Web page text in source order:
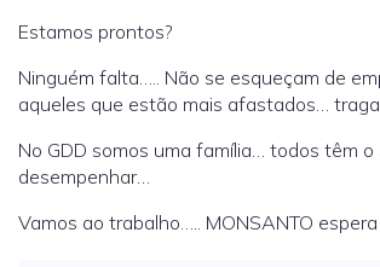
Estamos prontos?
Ninguém falta….. Não se esqueçam de
aqueles que estão mais afastados…
No GDD somos uma família… todos têm o
desempenhar…
Vamos ao trabalho….. MONSANTO espera